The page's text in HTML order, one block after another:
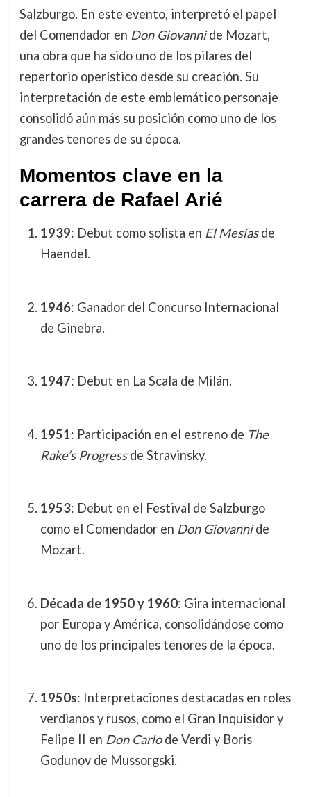
Salzburgo. En este evento, interpretó el papel
del Comendador en Don Giovannide Mozart,
una obra que ha sido uno de los pilares del
repertorio operístico desde su creación. Su
interpretación de este emblemático personaje
consolidó aún más su posición como uno de los
grandes tenores de su época.
Momentos clave en la
carrera de Rafael Arié
1939: Debut como solista en El Mesíasde
Haendel.
1946: Ganador del Concurso Internacional
de Ginebra.
1947: Debut en La Scala de Milán.
1951: Participación en el estreno de The
Rake’s Progressde Stravinsky.
1953: Debut en el Festival de Salzburgo
como el Comendador en Don Giovannide
Mozart.
Década de 1950 y 1960: Gira internacional
por Europa y América, consolidándose como
uno de los principales tenores de la época.
1950s: Interpretaciones destacadas en roles
verdianos y rusos, como el Gran Inquisidor y
Felipe II en Don Carlode Verdi y Boris
Godunov de Mussorgski.